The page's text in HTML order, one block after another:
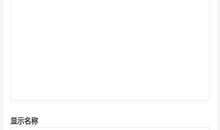
显示名称